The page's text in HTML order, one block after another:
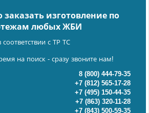
изготовление по
любых ЖБИ
соответствии с ТР ТС
на поиск - сразу звоните нам!
8 (800) 444-79-35
+7 (812) 565-17-28
+7 (495) 150-44-35
+7 (863) 320-11-28
+7 (843) 500-59-35